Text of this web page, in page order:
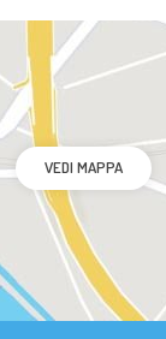
VEDI MAPPA